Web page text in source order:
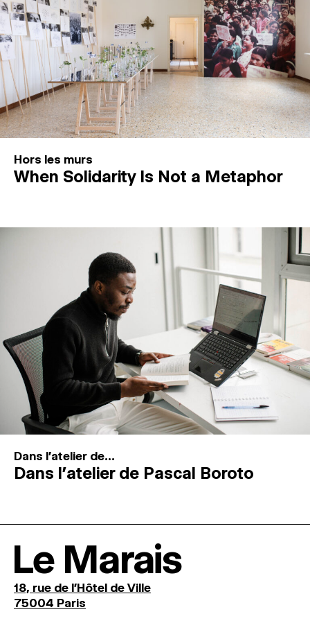
Hors les murs
When Solidarity Is Not a Metaphor
Dans l'atelier de...
Dans l’atelier de Pascal Boroto
Le Marais
18, rue de l'Hôtel de Ville
75004 Paris